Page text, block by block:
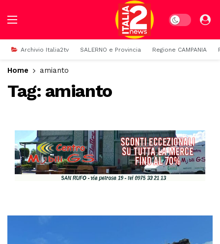
Dark mode
Archivio Italia2tv SALERNO e Provincia Regione CAMPANIA
Home amianto
Tag: amianto